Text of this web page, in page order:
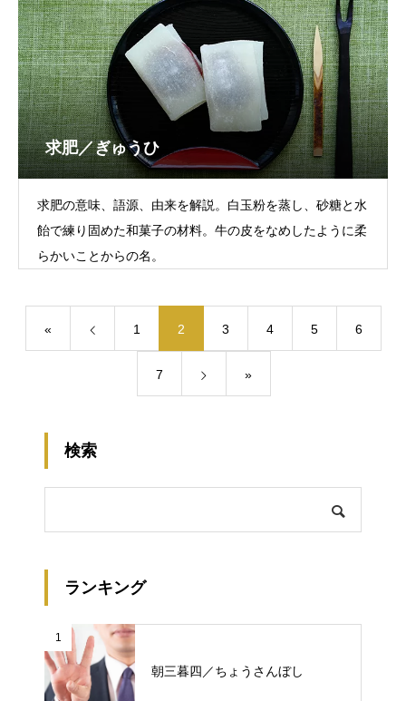
求肥／ぎゅうひ
求肥の意味、語源、由来を解説。白玉粉を蒸し、砂糖と水
飴で練り固めた和菓子の材料。牛の皮をなめしたように柔
らかいことからの名。
« 1 2 3 4 5 6
7 »
検索
ランキング
1
朝三暮四／ちょうさんぼし